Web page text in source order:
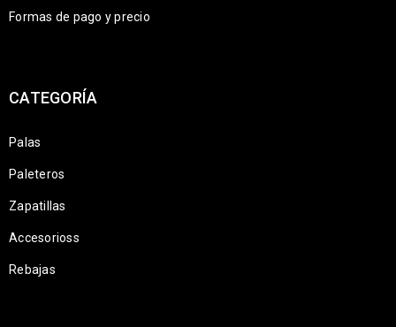
Formas de pago y precio
CATEGORÍA
Palas
Paleteros
Zapatillas
Accesorioss
Rebajas